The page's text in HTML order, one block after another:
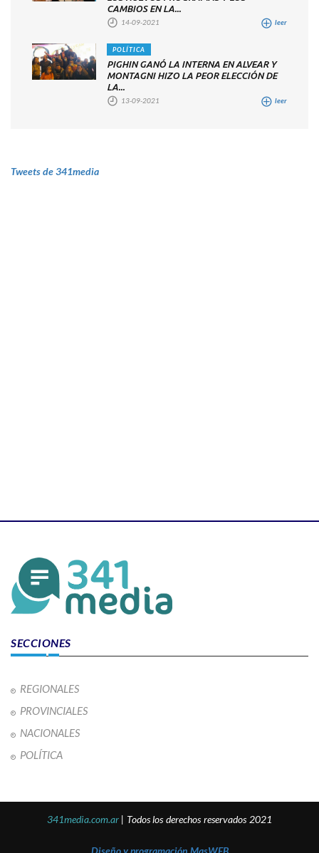
CAMBIOS EN LA...
14-09-2021 leer
POLÍTICA
PIGHIN GANÓ LA INTERNA EN ALVEAR Y
MONTAGNI HIZO LA PEOR ELECCIÓN DE
LA...
13-09-2021 leer
Tweets de 341media
SECCIONES
REGIONALES
PROVINCIALES
NACIONALES
POLÍTICA
341media.com.ar | Todos los derechos reservados 2021